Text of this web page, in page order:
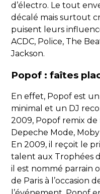
d’électro. Le tout
décalé mais surtout
puisent leurs
ACDC, Police, The
Jackson.
Popof : faîtes
En effet, Popof est
minimal et un DJ
2009, Popof remix
Depeche Mode,
En 2009, il reçoit le
talent aux Trophées
il est nommé parrain
de Paris à l’occasion